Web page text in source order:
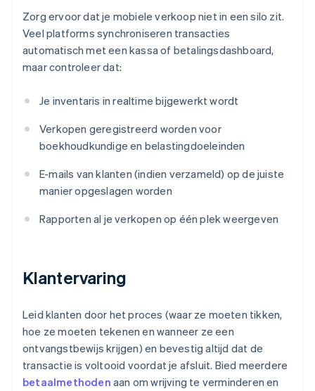
Zorg ervoor dat je mobiele verkoop niet in een silo zit.
Veel platforms synchroniseren transacties
automatisch met een kassa of betalingsdashboard,
maar controleer dat:
Je inventaris in realtime bijgewerkt wordt
Verkopen geregistreerd worden voor
boekhoudkundige en belastingdoeleinden
E-mails van klanten (indien verzameld) op de juiste
manier opgeslagen worden
Rapporten al je verkopen op één plek weergeven
Klantervaring
Leid klanten door het proces (waar ze moeten tikken,
hoe ze moeten tekenen en wanneer ze een
ontvangstbewijs krijgen) en bevestig altijd dat de
transactie is voltooid voordat je afsluit. Bied meerdere
betaalmethoden aan om wrijving te verminderen en